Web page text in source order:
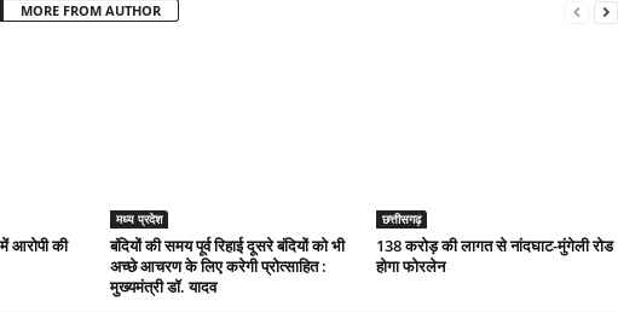
MORE FROM AUTHOR
आरोपी की
मध्य प्रदेश
बंदियों की समय पूर्व रिहाई दूसरे बंदियों को भी
अच्छे आचरण के लिए करेगी प्रोत्साहित :
मुख्यमंत्री डॉ. यादव
छत्तीसगढ़
138 करोड़ की लागत से नांदघाट-मुंगेली रोड
होगा फोरलेन